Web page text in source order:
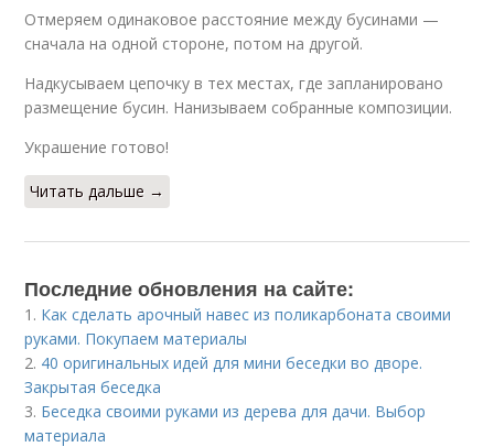
Отмеряем одинаковое расстояние между бусинами —
сначала на одной стороне, потом на другой.
Надкусываем цепочку в тех местах, где запланировано
размещение бусин. Нанизываем собранные композиции.
Украшение готово!
Читать дальше →
Последние обновления на сайте:
1. Как сделать арочный навес из поликарбоната своими
руками. Покупаем материалы
2. 40 оригинальных идей для мини беседки во дворе.
Закрытая беседка
3. Беседка своими руками из дерева для дачи. Выбор
материала